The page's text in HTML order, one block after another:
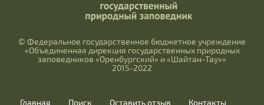
© Федеральное государственное бюджетное учреждение
«Объединенная дирекция государственных природных
заповедников «Оренбургский» и «Шайтан-Тау»»
2015-2022
Главная Поиск Оставить отзыв Контакты